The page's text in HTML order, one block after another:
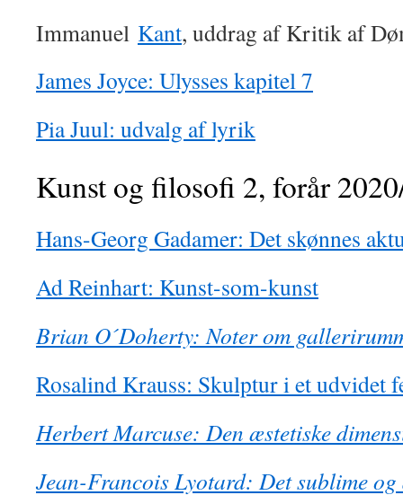
Immanuel Kant, uddrag af Kritik af
James Joyce: Ulysses kapitel 7
Pia Juul: udvalg af lyrik
Kunst og filosofi 2, forår
Hans-Georg Gadamer: Det skønnes
Ad Reinhart: Kunst-som-kunst
Brian O´Doherty: Noter om
Rosalind Krauss: Skulptur i et udvidet
Herbert Marcuse: Den æstetiske
Jean-Francois Lyotard: Det sublime og